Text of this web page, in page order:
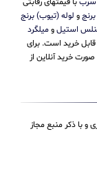
سرببا قیمتهای رقابتی
ولوله (تیوب) برنج
استیلومیلگرد
خرید است. برای
خرید آنلاین از
و با ذکر منبع مجاز